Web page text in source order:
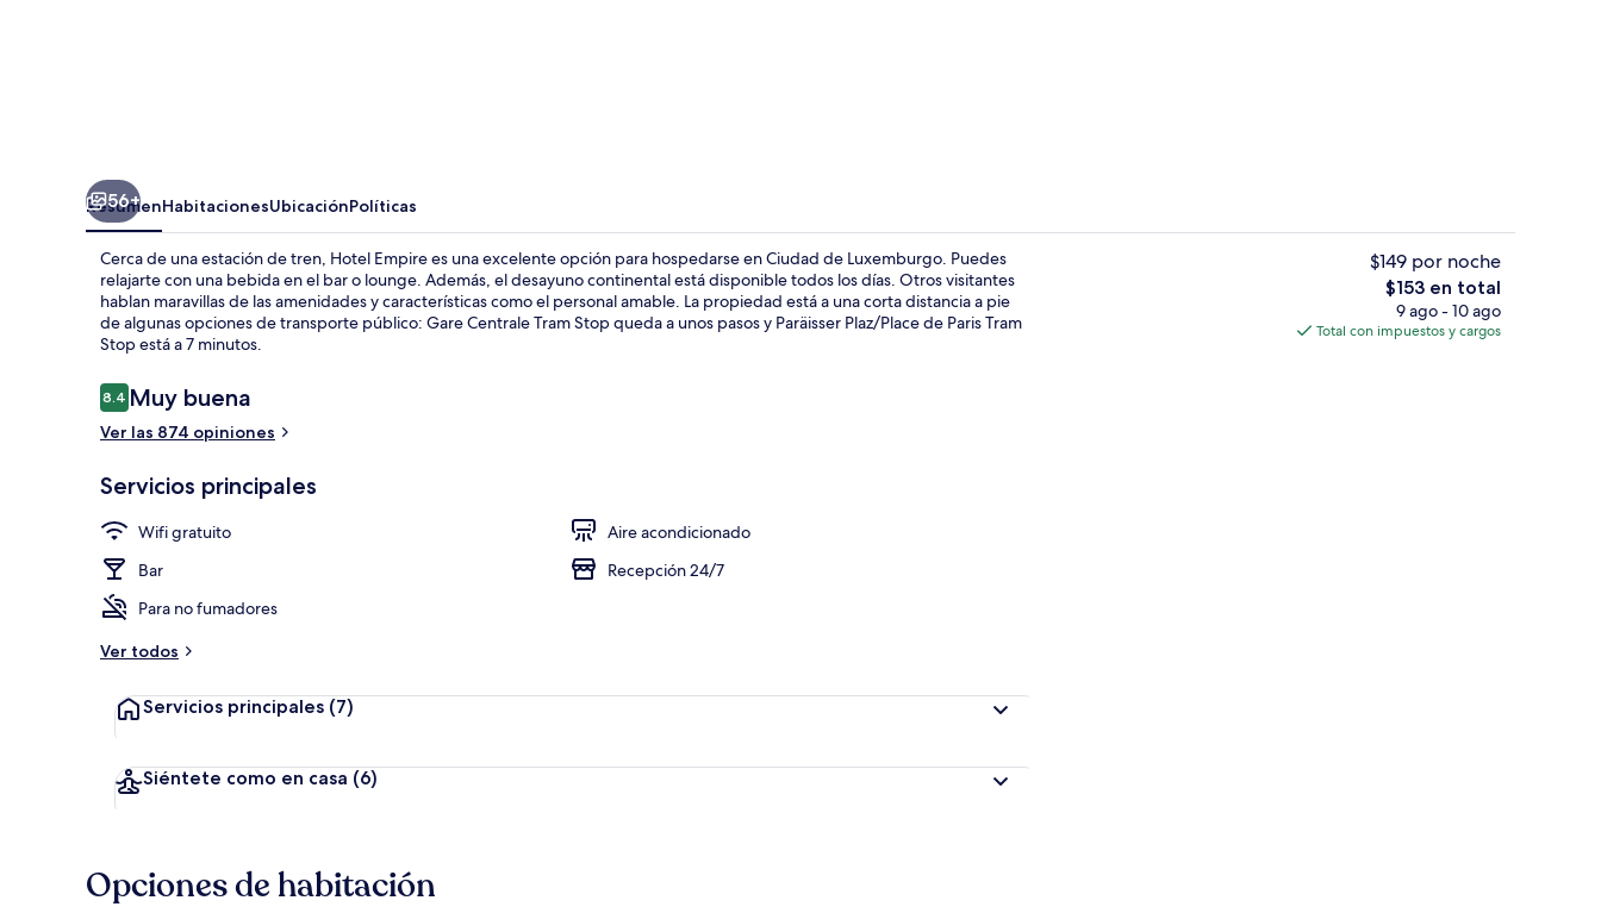
Lobby
56+
ResumenHabitacionesUbicaciónPolíticas
Cerca de una estación de tren, Hotel Empire es una excelente opción para hospedarse en Ciudad de Luxemburgo. Puedes
relajarte con una bebida en el bar o lounge. Además, el desayuno continental está disponible todos los días. Otros visitantes
hablan maravillas de las amenidades y características como el personal amable. La propiedad está a una corta distancia a pie
de algunas opciones de transporte público: Gare Centrale Tram Stop queda a unos pasos y Paräisser Plaz/Place de Paris Tram
Stop está a 7 minutos.
Opiniones
8.48.4 de 10,
Muy buena
Ver las 874 opiniones
Servicios principales
Wifi gratuito
Aire acondicionado
Bar
Recepción 24/7
Para no fumadores
Ver todos
Servicios principales (7)
Siéntete como en casa (6)
$149 por noche
El
precio
total
$153 en total
9 ago - 10 ago
Total con impuestos y cargos
Opciones de habitación